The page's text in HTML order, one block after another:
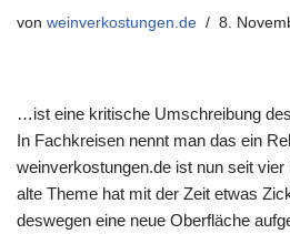
von weinverkostungen.de 8.
…ist eine kritische Umschreibung
In Fachkreisen nennt man das ein
weinverkostungen.de ist nun seit vier
alte Theme hat mit der Zeit etwas
deswegen eine neue Oberfläche